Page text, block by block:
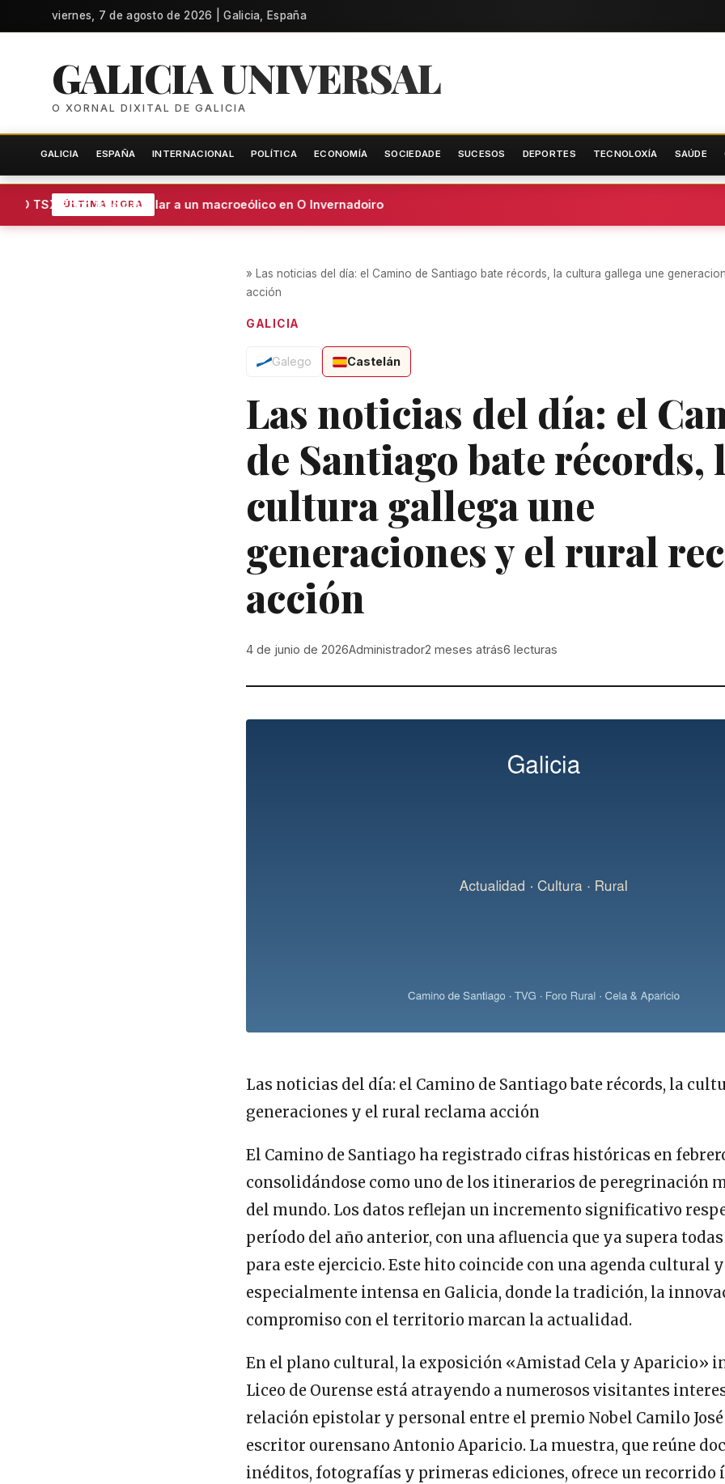
viernes, 7 de agosto de 2026 | Galicia, España
GALICIA UNIVERSAL
O XORNAL DIXITAL DE GALICIA
GALICIA ESPAÑA INTERNACIONAL POLÍTICA ECONOMÍA SOCIEDADE SUCESOS DEPORTES TECNOLOXÍA SAÚDE
ÚLTIMA HORA
O TSXG pon freo cautelar a un macroeólico en O Invernadoiro
» Las noticias del día: el Camino de Santiago bate récords, la cultura gallega une
acción
GALICIA
Galego Castelán
Las noticias del día: el
de Santiago bate récords,
cultura gallega une
generaciones y el rural
acción
4 de junio de 2026Administrador2 meses atrás6 lecturas
Las noticias del día: el Camino de Santiago bate récords, la
generaciones y el rural reclama acción
El Camino de Santiago ha registrado cifras históricas en
consolidándose como uno de los itinerarios de peregrinación
del mundo. Los datos reflejan un incremento significativo
período del año anterior, con una afluencia que ya supera
para este ejercicio. Este hito coincide con una agenda cultural
especialmente intensa en Galicia, donde la tradición, la
compromiso con el territorio marcan la actualidad.
En el plano cultural, la exposición «Amistad Cela y Aparicio»
Liceo de Ourense está atrayendo a numerosos visitantes
relación epistolar y personal entre el premio Nobel Camilo José
escritor ourensano Antonio Aparicio. La muestra, que reúne
inéditos, fotografías y primeras ediciones, ofrece un recorrido